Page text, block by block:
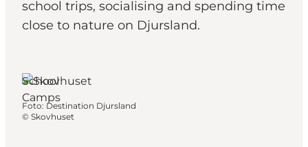
school trips, socialising and spending time
close to nature on Djursland.
School
Camps
Foto: Destination Djursland
© Skovhuset